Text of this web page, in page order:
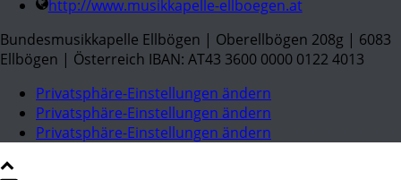
http://www.musikkapelle-ellboegen.at
Bundesmusikkapelle Ellbögen | Oberellbögen 208g | 6083
Ellbögen | Österreich IBAN: AT43 3600 0000 0122 4013
Privatsphäre-Einstellungen ändern
Privatsphäre-Einstellungen ändern
Privatsphäre-Einstellungen ändern